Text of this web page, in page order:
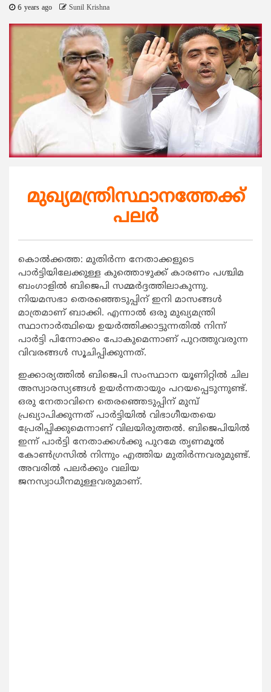
6 years ago Sunil Krishna
മുഖ്യമന്ത്രിസ്ഥാനത്തേക്ക്
പലര്‍
കൊല്‍ക്കത്ത: മുതിര്‍ന്ന നേതാക്കളുടെ
പാര്‍ട്ടിയിലേക്കുള്ള കുത്തൊഴുക്ക് കാരണം പശ്ചിമ
ബംഗാളില്‍ ബിജെപി സമ്മര്‍ദ്ദത്തിലാകുന്നു.
നിയമസഭാ തെരഞ്ഞെടുപ്പിന് ഇനി മാസങ്ങള്‍
മാത്രമാണ് ബാക്കി. എന്നാല്‍ ഒരു മുഖ്യമന്ത്രി
സ്ഥാനാര്‍ത്ഥിയെ ഉയര്‍ത്തിക്കാട്ടുന്നതില്‍ നിന്ന്
പാര്‍ട്ടി പിന്നോക്കം പോകുമെന്നാണ് പുറത്തുവരുന്ന
വിവരങ്ങള്‍ സൂചിപ്പിക്കുന്നത്.
ഇക്കാര്യത്തില്‍ ബിജെപി സംസ്ഥാന യൂണിറ്റില്‍ ചില
അസ്വാരസ്യങ്ങള്‍ ഉയര്‍ന്നതായും പറയപ്പെടുന്നുണ്ട്.
ഒരു നേതാവിനെ തെരഞ്ഞെടുപ്പിന് മുമ്പ്
പ്രഖ്യാപിക്കുന്നത് പാര്‍ട്ടിയില്‍ വിഭാഗീയതയെ
പ്രേരിപ്പിക്കുമെന്നാണ് വിലയിരുത്തല്‍. ബിജെപിയില്‍
ഇന്ന് പാര്‍ട്ടി നേതാക്കള്‍ക്കു പുറമേ തൃണമൂല്‍
കോണ്‍ഗ്രസില്‍ നിന്നും എത്തിയ മുതിര്‍ന്നവരുമുണ്ട്.
അവരില്‍ പലര്‍ക്കും വലിയ
ജനസ്വാധീനമുള്ളവരുമാണ്.